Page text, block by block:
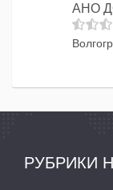
АНО
РУБРИКИ